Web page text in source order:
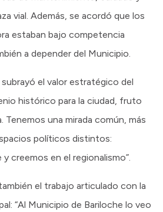
vial. Además, se acordó que los
estaban bajo competencia
a depender del Municipio.
el valor estratégico del
histórico para la ciudad, fruto
Tenemos una mirada común, más
políticos distintos:
creemos en el regionalismo”.
el trabajo articulado con la
“Al Municipio de Bariloche lo veo